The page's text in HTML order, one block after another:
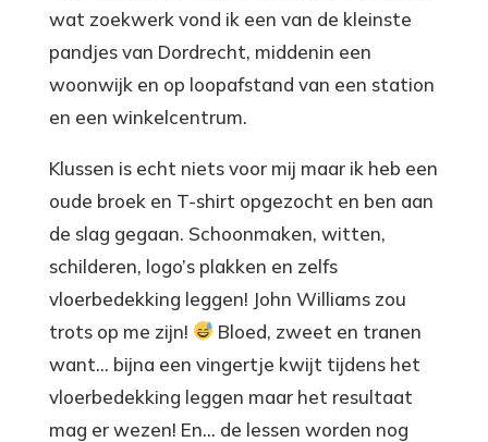
wat zoekwerk vond ik een van de kleinste
pandjes van Dordrecht, middenin een
woonwijk en op loopafstand van een station
en een winkelcentrum.
Klussen is echt niets voor mij maar ik heb een
oude broek en T-shirt opgezocht en ben aan
de slag gegaan. Schoonmaken, witten,
schilderen, logo’s plakken en zelfs
vloerbedekking leggen! John Williams zou
trots op me zijn!
Bloed, zweet en tranen
want… bijna een vingertje kwijt tijdens het
vloerbedekking leggen maar het resultaat
mag er wezen! En… de lessen worden nog